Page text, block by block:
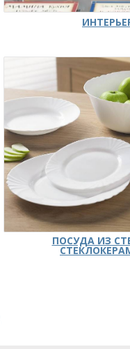
ПОСУДА ИЗ